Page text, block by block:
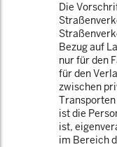
Die
Bezug auf
nur für den
für den
zwischen
ist die
ist,
im Bereich